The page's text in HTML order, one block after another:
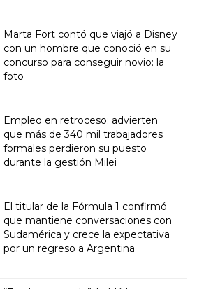
Marta Fort contó que viajó a Disney
con un hombre que conoció en su
concurso para conseguir novio: la
foto
Empleo en retroceso: advierten
que más de 340 mil trabajadores
formales perdieron su puesto
durante la gestión Milei
El titular de la Fórmula 1 confirmó
que mantiene conversaciones con
Sudamérica y crece la expectativa
por un regreso a Argentina